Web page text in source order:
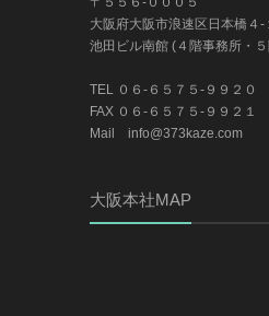
大阪府大阪市浪速区日本橋４-
池田ビル南館 (４階事務所・
TEL ０６-６５７５-９９２０
FAX ０６-６５７５-９９２１
Mail info@373kaze.com
大阪本社MAP